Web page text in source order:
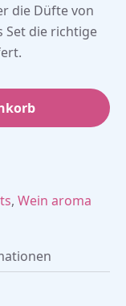
die Düfte von
Set die richtige
, Wein aroma